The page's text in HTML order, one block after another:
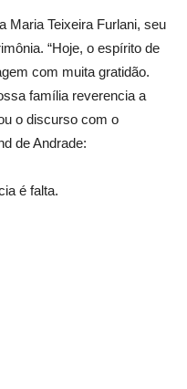
Maria Teixeira Furlani, seu
“Hoje, o espírito de
com muita gratidão.
família reverencia a
o discurso com o
de Andrade:
é falta.